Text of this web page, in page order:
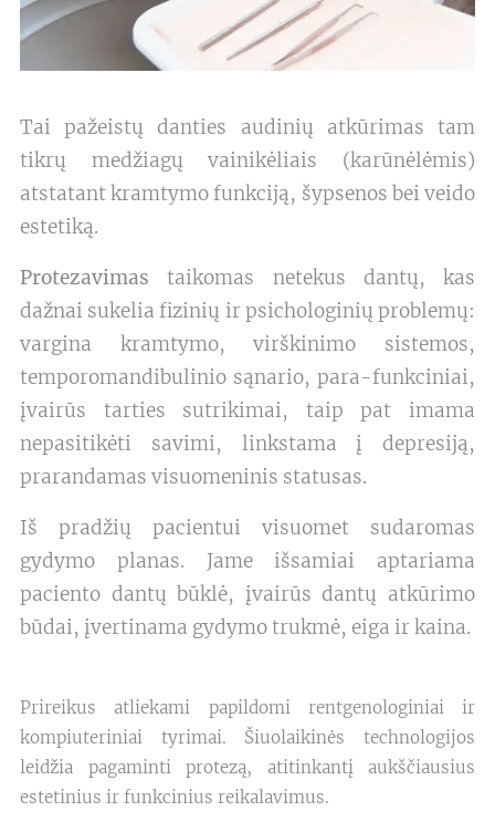
Tai pažeistų danties audinių atkūrimas tam
tikrų medžiagų vainikėliais (karūnėlėmis)
atstatant kramtymo funkciją, šypsenos bei veido
estetiką.
Protezavimas taikomas netekus dantų, kas
dažnai sukelia fizinių ir psichologinių problemų:
vargina kramtymo, virškinimo sistemos,
temporomandibulinio sąnario, para-funkciniai,
įvairūs tarties sutrikimai, taip pat imama
nepasitikėti savimi, linkstama į depresiją,
prarandamas visuomeninis statusas.
Iš pradžių pacientui visuomet sudaromas
gydymo planas. Jame išsamiai aptariama
paciento dantų būklė, įvairūs dantų atkūrimo
būdai, įvertinama gydymo trukmė, eiga ir kaina.
Prireikus atliekami papildomi rentgenologiniai ir
kompiuteriniai tyrimai. Šiuolaikinės technologijos
leidžia pagaminti protezą, atitinkantį aukščiausius
estetinius ir funkcinius reikalavimus.